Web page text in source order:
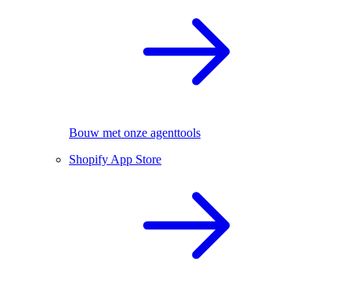
Bouw met onze agenttools
Shopify App Store